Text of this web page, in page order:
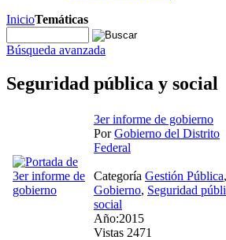
InicioTemáticas
Búsqueda avanzada
Seguridad pública y social
3er informe de gobierno
PorGobierno del Distrito
Federal
Categoría Gestión Pública,
Gobierno, Seguridad
social
Año:2015
Vistas 2471